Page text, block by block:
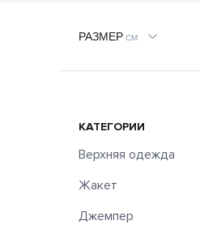
РАЗМЕР СМ
КАТЕГОРИИ
Верхняя одежда
Жакет
Джемпер